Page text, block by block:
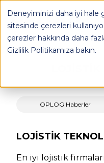
Deneyiminizi daha iyi hale
sitesinde çerezleri
çerezler hakkında daha
Gizlilik Politikamıza bakın.
OPLOG
OPLOG Haberler
LOJISTIK
En iyi lojistik